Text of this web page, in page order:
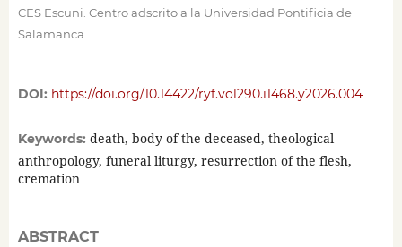
CES Escuni. Centro adscrito a la Universidad Pontificia de
Salamanca
DOI: https://doi.org/10.14422/ryf.vol290.i1468.y2026.004
Keywords: death, body of the deceased, theological
anthropology, funeral liturgy, resurrection of the flesh,
cremation
ABSTRACT